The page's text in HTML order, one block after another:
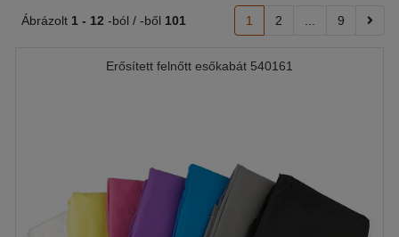
Ábrázolt 1 - 12 -ból / -ből 101 1 2 9
Erősített felnőtt esőkabát 540161